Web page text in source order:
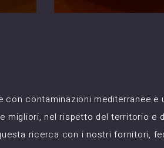
contaminazioni mediterranee e
migliori, nel rispetto del territorio e
ricerca con i nostri fornitori,